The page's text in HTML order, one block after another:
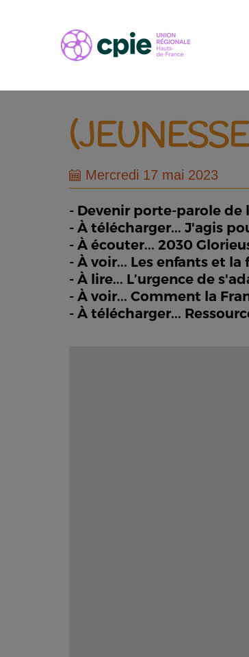
Mercredi 17 mai 2023
- Devenir porte-parole
- À télécharger... J'agis
- À écouter... 2030
- À voir... Les enfants et la
- À lire... L’urgence de
- À voir... Comment la
- À télécharger...